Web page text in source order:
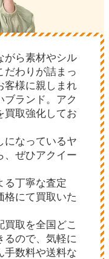
がら素材やシル
だわりが詰まっ
客様に親しまれ
ブランド。アク
買取強化してお
になっているヤ
、ぜひアクイー
る丁寧な査定
格にて買取いた
取を全国どこ
るので、気軽に
手数料や送料な